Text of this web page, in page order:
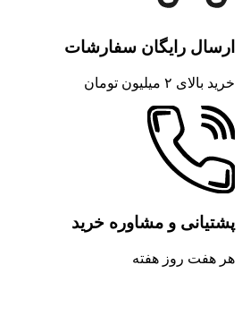
ارسال رایگان سفارشات
خرید بالای ۲ میلیون تومان
پشتیانی و مشاوره خرید
هر هفت روز هفته